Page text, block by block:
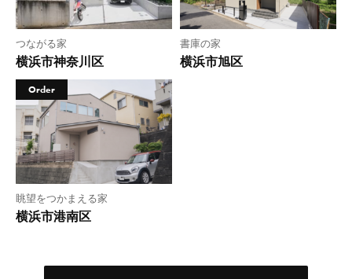
横浜市神奈川区
つながる家
横浜市旭区
書庫の家
Order
横浜市港南区
眺望をつかまえる家